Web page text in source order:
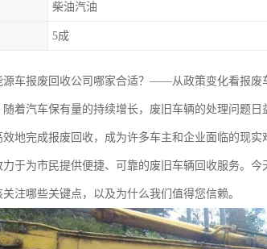
柴油汽油
5成
源车报废回收公司哪家合适？——从政策变化看报废
随着汽车保有量的持续增长，废旧车辆的处理问题
效地完成报废回收，成为许多车主和企业面临的现
力于为市民提供便捷、可靠的废旧车辆回收服务。
关注哪些关键点，以及为什么我们值得您信赖。